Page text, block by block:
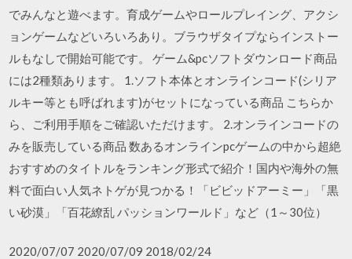
でみんなと遊べます。育成ゲームやロールプレイング、アクシ
ョンゲームなどいろいろあり。ブラウザタイプならインストー
ルもなしで開始可能です。 ゲーム&pcソフトダウンロード商品
には2種類あります。 1.ソフト本体とオンラインコード(シリア
ルキー等とも呼ばれます)がセットになっている商品 こちらか
ら、ご利用手順をご確認いただけます。 2.オンラインコードの
みを販売している商品 数あるオンラインpcゲームの中から超絶
おすすめのタイトルをランキング形式で紹介！国内や海外の無
料で面白い人気ネトゲが見つかる！「ビビッドアーミー」「黒
い砂漠」「百花繚乱 パッションワールド」など（1～30位）
2020/07/07 2020/07/09 2018/02/24